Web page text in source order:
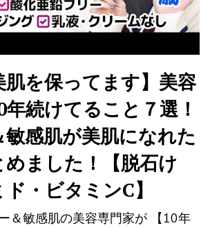
肌を保ってます】美容
続けてること７選！
感肌が美肌になれた
ました！【脱石け
・ビタミンC】
＆敏感肌の美容専門家が 【10年